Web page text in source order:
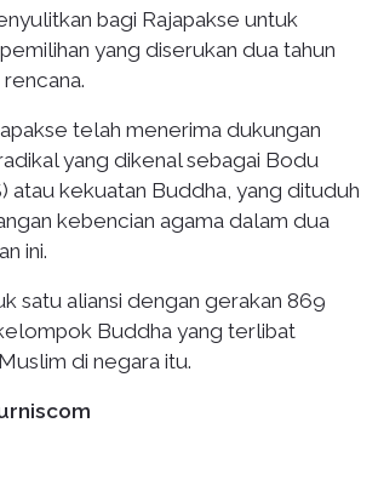
bagi Rajapakse untuk
yang diserukan dua tahun
telah menerima dukungan
yang dikenal sebagai Bodu
atau kekuatan Buddha, yang dituduh
kebencian agama dalam dua
ini.
satu aliansi dengan gerakan 869
Buddha yang terlibat
di negara itu.